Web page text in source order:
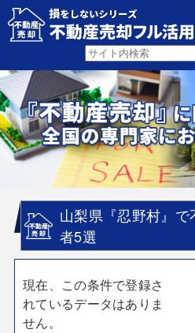
山梨県『忍野村』
者5選
現在、この条件で登録さ
れているデータはありま
せん。